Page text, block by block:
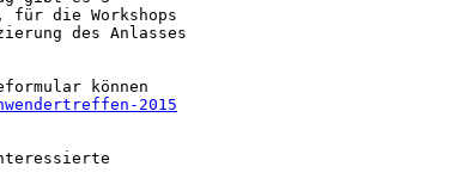
für die Workshops
des Anlasses
können
2015